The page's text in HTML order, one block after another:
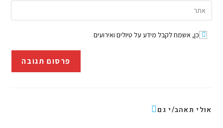
כן, אשמח לקבל מידע על טיולים ואירועים
אולי תאהב/י גם